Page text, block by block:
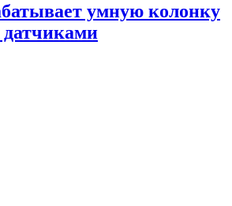
умную колонку